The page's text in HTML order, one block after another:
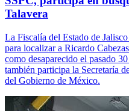
Talavera
La Fiscalía del Estado de
para localizar a Ricardo
como desaparecido el pasado
también participa la Secretaría
del Gobierno de México.